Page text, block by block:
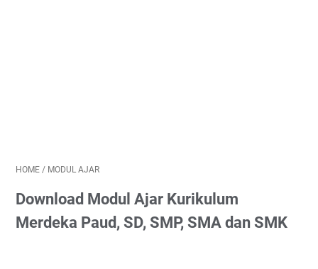
HOME / MODUL AJAR
Download Modul Ajar Kurikulum
Merdeka Paud, SD, SMP, SMA dan SMK